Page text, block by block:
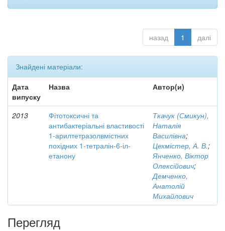
назад 1 далі
Знайдені матеріали:
Дата
випуску
Назва Автор(и)
2013
Фітотоксичні та
антибактеріальні властивості
1-арилтетразолвмістних
похідних 1-тетралін-6-іл-
етанону
Ткачук (Смикун),
Наталія
Василівна;
Цехмістер, А. В.;
Янченко, Віктор
Олексійович;
Демченко,
Анатолій
Михайлович
Перегляд